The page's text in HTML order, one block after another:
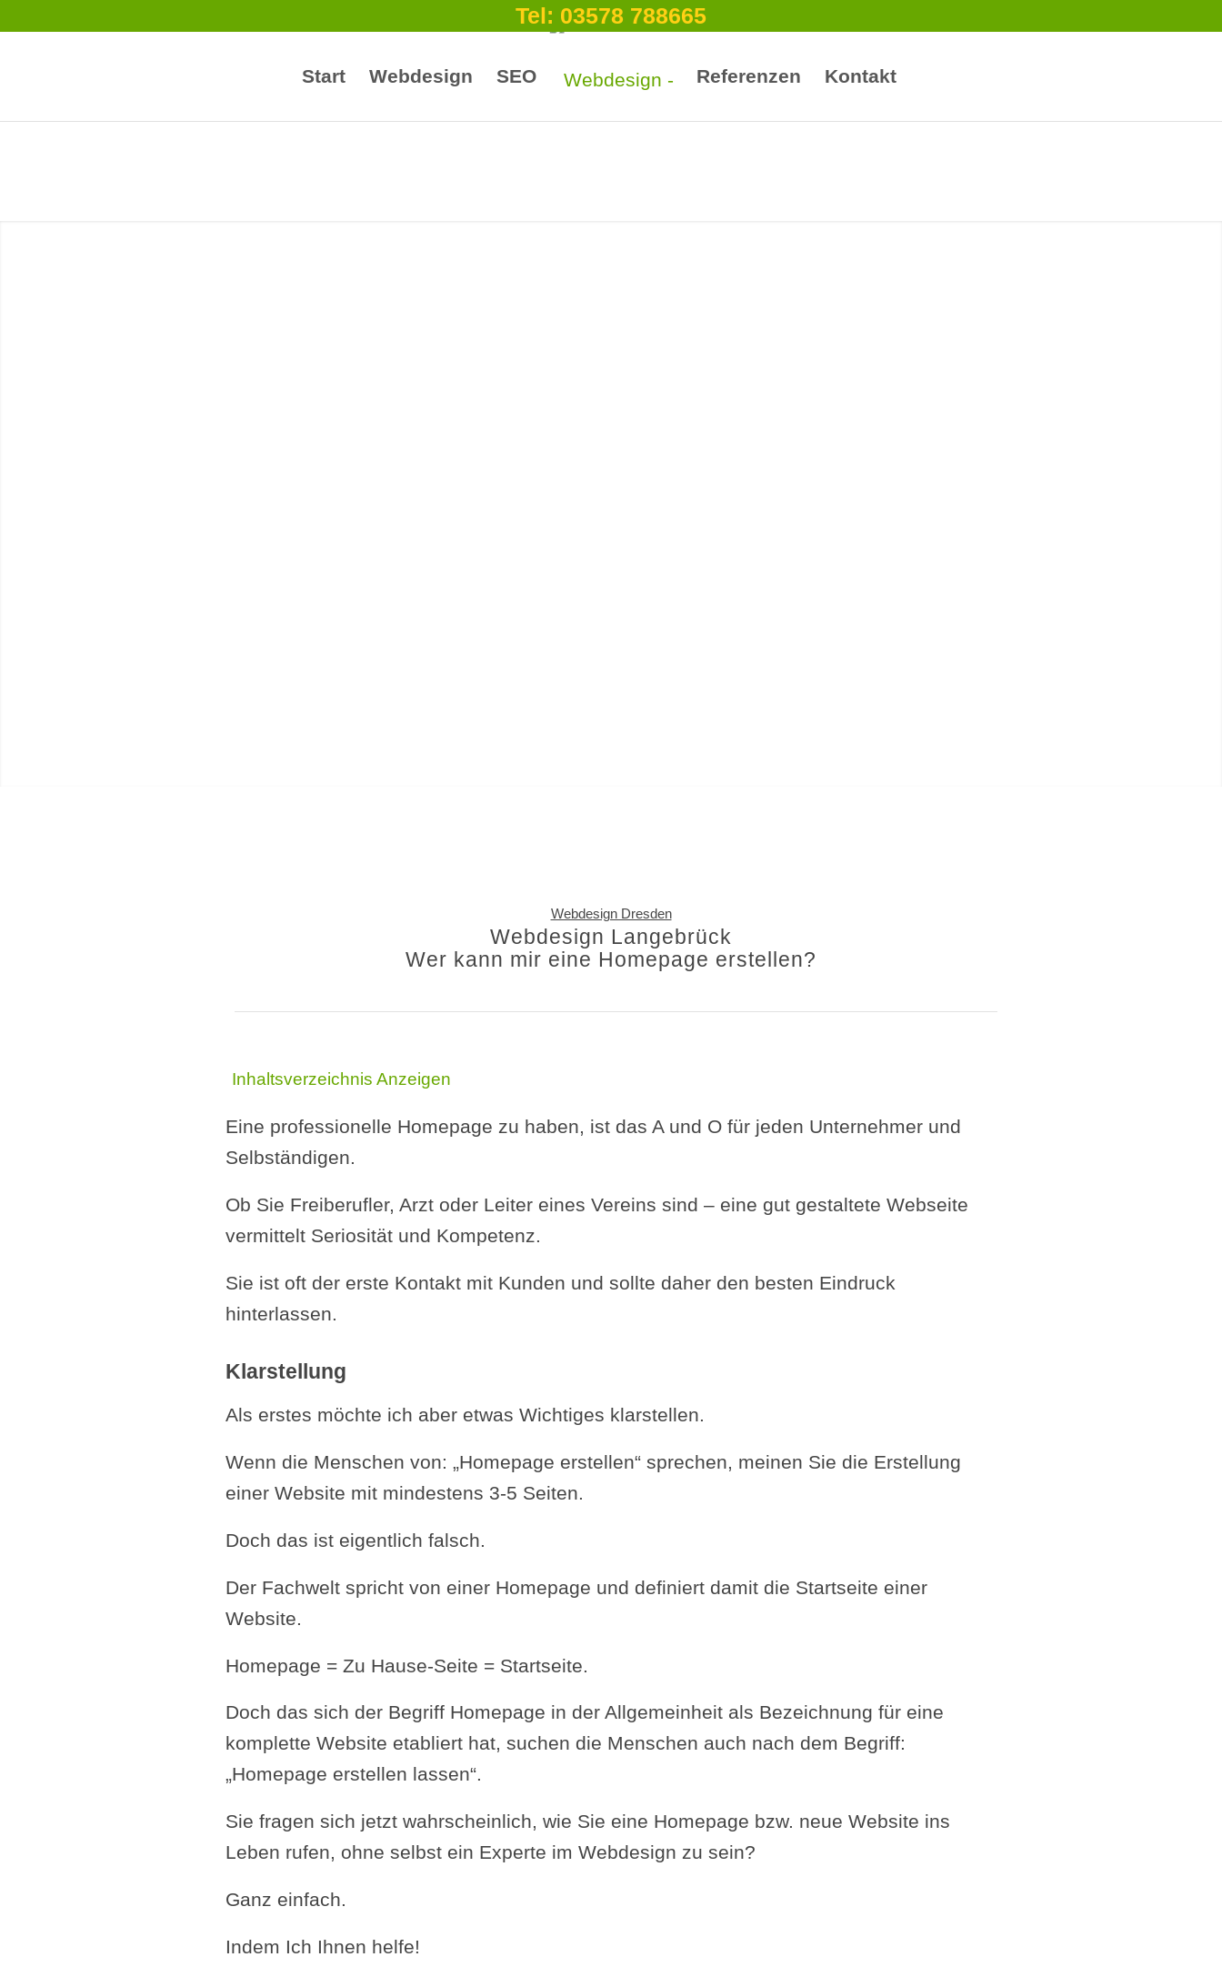
Tel: 03578 788665
Start Webdesign SEO Referenzen Kontakt
Webdesign Dresden
Webdesign Langebrück
Wer kann mir eine Homepage erstellen?
Inhaltsverzeichnis Anzeigen
Eine professionelle Homepage zu haben, ist das A und O für jeden Unternehmer und
Selbständigen.
Ob Sie Freiberufler, Arzt oder Leiter eines Vereins sind – eine gut gestaltete Webseite
vermittelt Seriosität und Kompetenz.
Sie ist oft der erste Kontakt mit Kunden und sollte daher den besten Eindruck
hinterlassen.
Klarstellung
Als erstes möchte ich aber etwas Wichtiges klarstellen.
Wenn die Menschen von: „Homepage erstellen“ sprechen, meinen Sie die Erstellung
einer Website mit mindestens 3-5 Seiten.
Doch das ist eigentlich falsch.
Der Fachwelt spricht von einer Homepage und definiert damit die Startseite einer
Website.
Homepage = Zu Hause-Seite = Startseite.
Doch das sich der Begriff Homepage in der Allgemeinheit als Bezeichnung für eine
komplette Website etabliert hat, suchen die Menschen auch nach dem Begriff:
„Homepage erstellen lassen“.
Sie fragen sich jetzt wahrscheinlich, wie Sie eine Homepage bzw. neue Website ins
Leben rufen, ohne selbst ein Experte im Webdesign zu sein?
Ganz einfach.
Indem Ich Ihnen helfe!